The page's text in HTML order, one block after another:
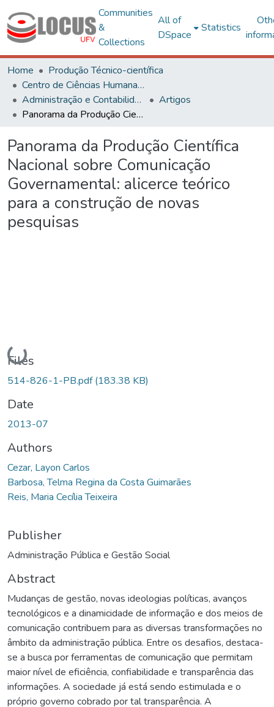
Communities
&
Collections
All of
DSpace
Statistics
Home
Produção Técnico-científica
Centro de Ciências Humanas, Letras e Artes
Administração e Contabilidade
Artigos
Panorama da Produção Científica Nacional sobre Comunicação Governamental: alicerce teórico para a construção de novas pesquisas
Panorama da Produção Científica
Nacional sobre Comunicação
Governamental: alicerce teórico
para a construção de novas
pesquisas
Loading...
Files
514-826-1-PB.pdf(183.38 KB)
Date
2013-07
Authors
Cezar, Layon Carlos
Barbosa, Telma Regina da Costa Guimarães
Reis, Maria Cecília Teixeira
Publisher
Administração Pública e Gestão Social
Abstract
Mudanças de gestão, novas ideologias políticas, avanços
tecnológicos e a dinamicidade de informação e dos meios de
comunicação contribuem para as diversas transformações no
âmbito da administração pública. Entre os desafios, destaca-
se a busca por ferramentas de comunicação que permitam
maior nível de eficiência, confiabilidade e transparência das
informações. A sociedade já está sendo estimulada e o
próprio governo cobrado por tal transparência. A